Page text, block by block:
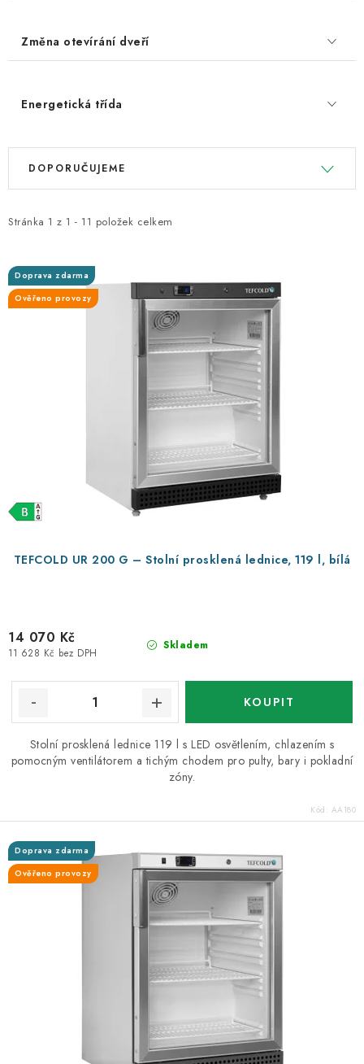
Změna otevírání dveří
Energetická třída
V
i
p
r
o
Stránka 1 z 1 - 11 položek celkem
Ř
e
í
p
r
DOPORUČUJEME
TEFCOLD UR 200 G – Stolní prosklená lednice, 119 l, bílá
Doprava zdarma
Ověřeno provozy
Skladem
11 628 Kč bez DPH
14 070 Kč
Stolní prosklená lednice 119 l s LED osvětlením, chlazením s
pomocným ventilátorem a tichým chodem pro pulty, bary i pokladní
zóny.
Kód: AA180
Doprava zdarma
Ověřeno provozy